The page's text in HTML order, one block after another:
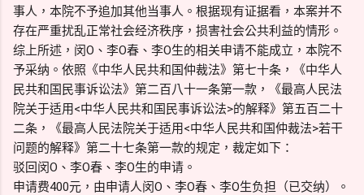
事人，本院不予追加其他当事人。根据现有证据看，本案并不
存在严重扰乱正常社会经济秩序，损害社会公共利益的情形。
综上所述，闵O、李O春、李O生的相关申请不能成立，本院不
予采纳。依照《中华人民共和国仲裁法》第七十条，《中华人
民共和国民事诉讼法》第二百八十一条第一款，《最高人民法
院关于适用<中华人民共和国民事诉讼法>的解释》第五百二十
二条，《最高人民法院关于适用<中华人民共和国仲裁法>若干
问题的解释》第二十七条第一款的规定，裁定如下：
驳回闵O、李O春、李O生的申请。
申请费400元，由申请人闵O、李O春、李O生负担（已交纳）。